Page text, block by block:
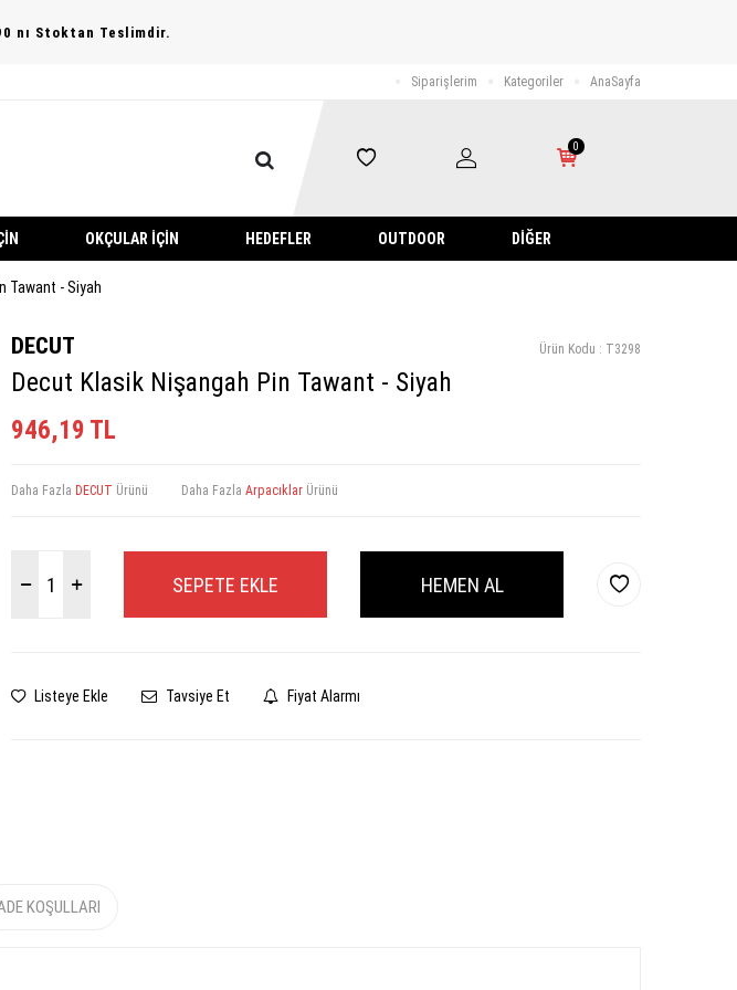
nı Stoktan Teslimdir.
Siparişlerim Kategoriler AnaSayfa
0
OKÇULAR İÇIN HEDEFLER OUTDOOR DIĞER
Tawant - Siyah
DECUT Ürün Kodu : T3298
Decut Klasik Nişangah Pin Tawant - Siyah
946,19 TL
Daha Fazla DECUT Ürünü Daha Fazla Arpacıklar Ürünü
SEPETE EKLE HEMEN AL
Listeye Ekle Tavsiye Et Fiyat Alarmı
KOŞULLARI